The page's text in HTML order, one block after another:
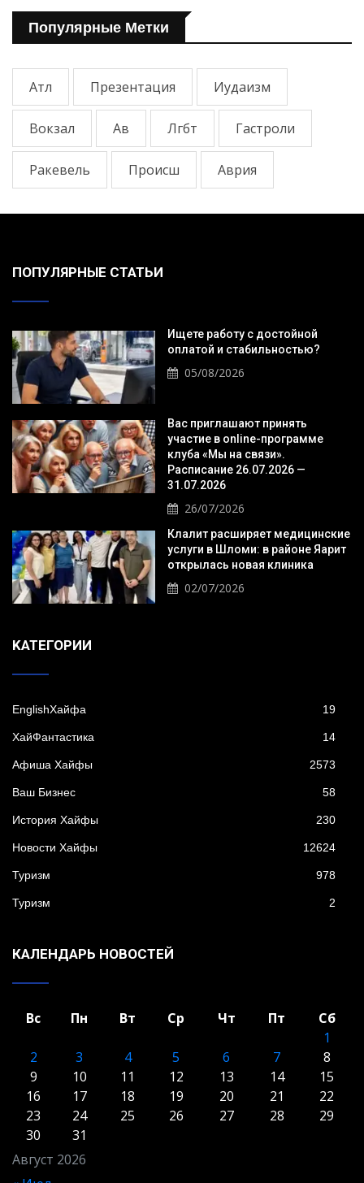
Популярные Метки
Атл Презентация Иудаизм
Вокзал Ав Лгбт Гастроли
Ракевель Происш Аврия
ПОПУЛЯРНЫЕ СТАТЬИ
Ищете работу с достойной
оплатой и стабильностью?
05/08/2026
Вас приглашают принять
участие в online-программе
клуба «Мы на связи».
Расписание 26.07.2026 —
31.07.2026
26/07/2026
Клалит расширяет медицинские
услуги в Шломи: в районе Яарит
открылась новая клиника
02/07/2026
KАТЕГОРИИ
EnglishХайфа 19
XайФантастика 14
Афиша Хайфы 2573
Ваш Бизнес 58
История Хайфы 230
Новости Хайфы 12624
Туризм 978
Туризм 2
КАЛЕНДАРЬ НОВОСТЕЙ
Август 2026
Вс Пн Вт Ср Чт Пт
Сб
1
2
3 4 5 6 7
8
9
10 11 12 13 14
15
16
17 18 19 20 21
22
23
24 25 26 27 28
29
30
31